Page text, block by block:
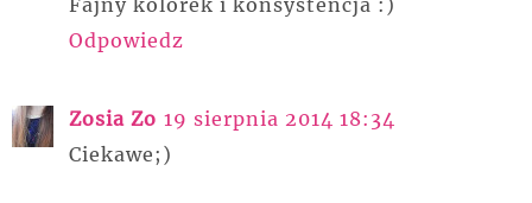
Fajny kolorek i konsystencja :)
Odpowiedz
Zosia Zo 19 sierpnia 2014 18:34
Ciekawe;)